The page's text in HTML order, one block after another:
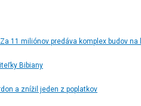
11 miliónov predáva komplex budov
Bibiany
a znížil jeden z poplatkov